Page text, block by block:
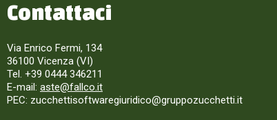
Contattaci
Via Enrico Fermi, 134
36100 Vicenza (VI)
Tel. +39 0444 346211
E-mail: aste@fallco.it
PEC: zucchettisoftwaregiuridico@gruppozucchetti.it